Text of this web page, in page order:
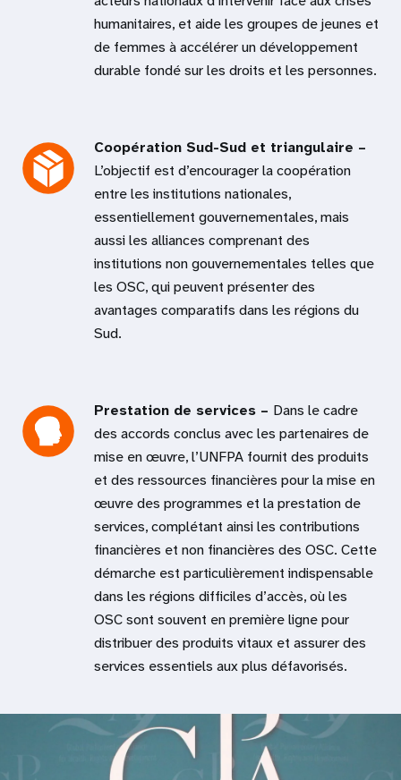
humanitaires, et aide les groupes de jeunes et
de femmes à accélérer un développement
durable fondé sur les droits et les personnes.
Coopération Sud-Sud et triangulaire –
L’objectif est d’encourager la coopération
entre les institutions nationales,
essentiellement gouvernementales, mais
aussi les alliances comprenant des
institutions non gouvernementales telles que
les OSC, qui peuvent présenter des
avantages comparatifs dans les régions du
Sud.
Prestation de services – Dans le cadre
des accords conclus avec les partenaires de
mise en œuvre, l’UNFPA fournit des produits
et des ressources financières pour la mise en
œuvre des programmes et la prestation de
services, complétant ainsi les contributions
financières et non financières des OSC. Cette
démarche est particulièrement indispensable
dans les régions difficiles d’accès, où les
OSC sont souvent en première ligne pour
distribuer des produits vitaux et assurer des
services essentiels aux plus défavorisés.